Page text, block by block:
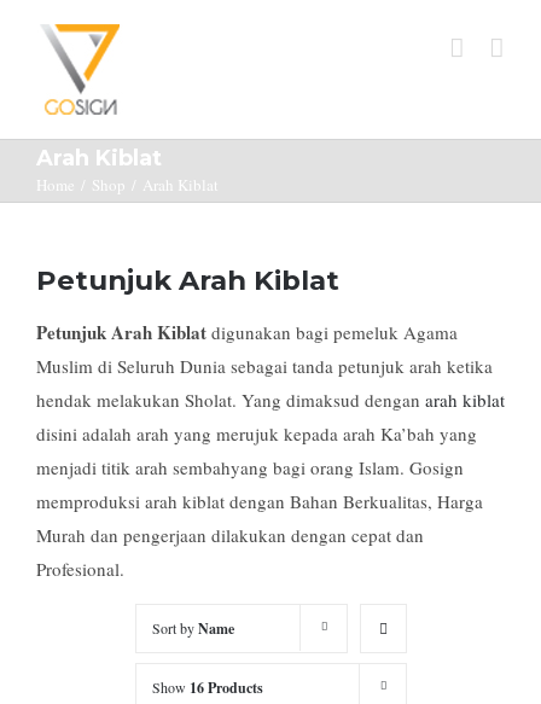
Arah Kiblat
Home / Shop / Arah Kiblat
Petunjuk Arah Kiblat
Petunjuk Arah Kiblat digunakan bagi pemeluk Agama
Muslim di Seluruh Dunia sebagai tanda petunjuk arah ketika
hendak melakukan Sholat. Yang dimaksud dengan arah kiblat
disini adalah arah yang merujuk kepada arah Ka’bah yang
menjadi titik arah sembahyang bagi orang Islam. Gosign
memproduksi arah kiblat dengan Bahan Berkualitas, Harga
Murah dan pengerjaan dilakukan dengan cepat dan
Profesional.
Sort byName
Show 16 Products